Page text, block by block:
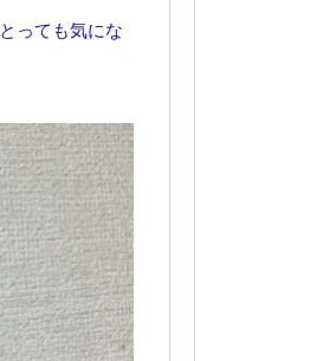
とっても気にな